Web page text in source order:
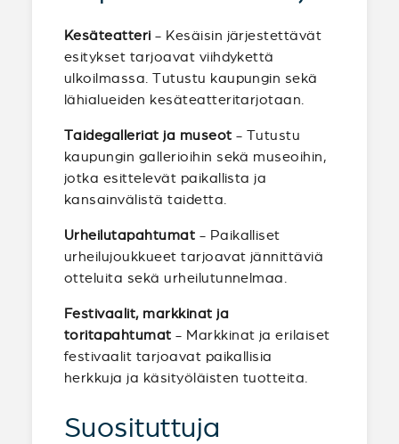
Kesäteatteri - Kesäisin järjestettävät
esitykset tarjoavat viihdykettä
ulkoilmassa. Tutustu kaupungin sekä
lähialueiden kesäteatteritarjotaan.
Taidegalleriat ja museot - Tutustu
kaupungin gallerioihin sekä museoihin,
jotka esittelevät paikallista ja
kansainvälistä taidetta.
Urheilutapahtumat - Paikalliset
urheilujoukkueet tarjoavat jännittäviä
otteluita sekä urheilutunnelmaa.
Festivaalit, markkinat ja
toritapahtumat - Markkinat ja erilaiset
festivaalit tarjoavat paikallisia
herkkuja ja käsityöläisten tuotteita.
Suosituttuja